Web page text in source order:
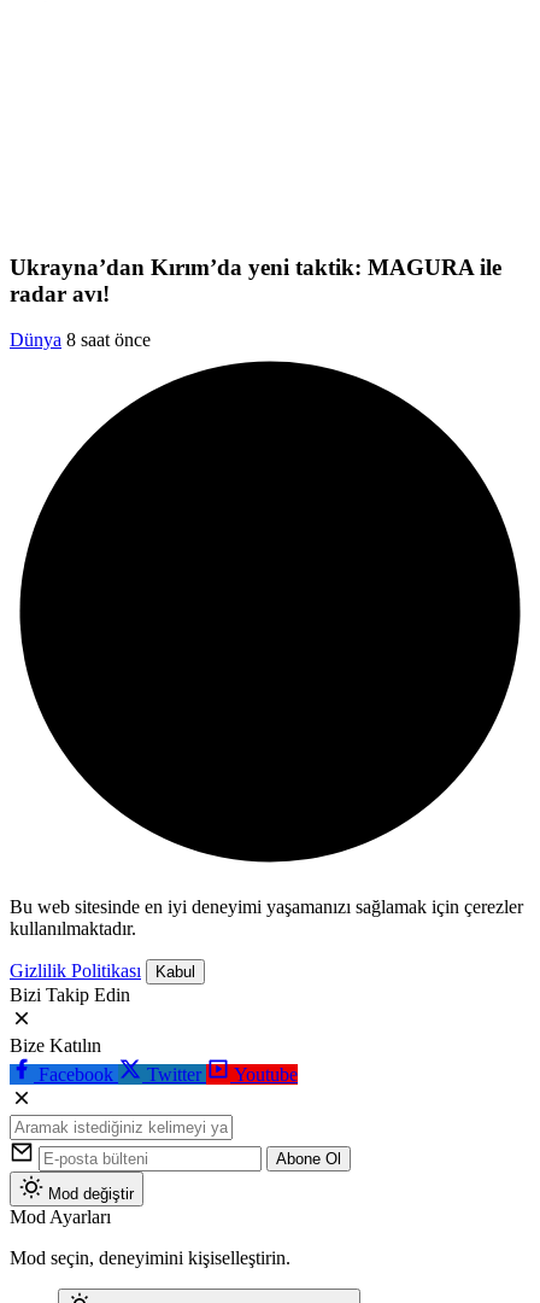
Ukrayna’dan Kırım’da yeni taktik: MAGURA ile
radar avı!
Dünya 8 saat önce
Bu web sitesinde en iyi deneyimi yaşamanızı sağlamak için çerezler
kullanılmaktadır.
Gizlilik Politikası Kabul
Bizi Takip Edin
Bize Katılın
Facebook
Twitter Youtube
Abone Ol
Mod değiştir
Mod Ayarları
Mod seçin, deneyimini kişiselleştirin.